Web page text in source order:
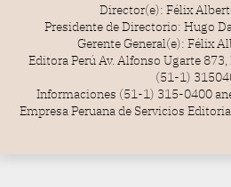
Director(e): Félix
Presidente de Directorio: Hugo
Gerente General(e): Félix
Editora Perú Av. Alfonso Ugarte
(51-1)
Informaciones (51-1) 315-0400
Empresa Peruana de Servicios